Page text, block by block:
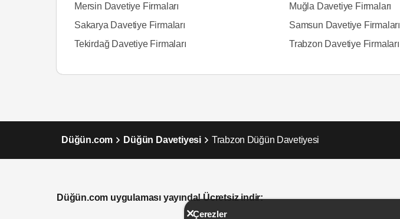
Mersin Davetiye Firmaları
Muğla Davetiye Firmaları
Sakarya Davetiye Firmaları
Samsun Davetiye Firmaları
Tekirdağ Davetiye Firmaları
Trabzon Davetiye Firmaları
Düğün.com Düğün Davetiyesi Trabzon Düğün Davetiyesi
Düğün.com uygulaması yayında! Ücretsiz indir:
Çerezler